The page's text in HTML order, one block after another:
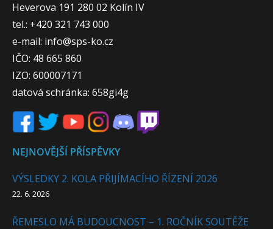
Heverova 191 280 02 Kolín IV
tel.: +420 321 743 000
e-mail: info@sps-ko.cz
IČO: 48 665 860
IZO: 600007171
datová schránka: 658gi4g
NEJNOVĚJŠÍ PŘÍSPĚVKY
VÝSLEDKY 2. KOLA PŘIJÍMACÍHO ŘÍZENÍ 2026
22. 6. 2026
ŘEMESLO MÁ BUDOUCNOST – 1. ROČNÍK SOUTĚŽE